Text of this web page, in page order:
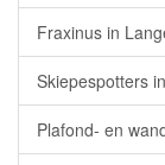
Fraxinus in
Skiepespotters
Plafond- en